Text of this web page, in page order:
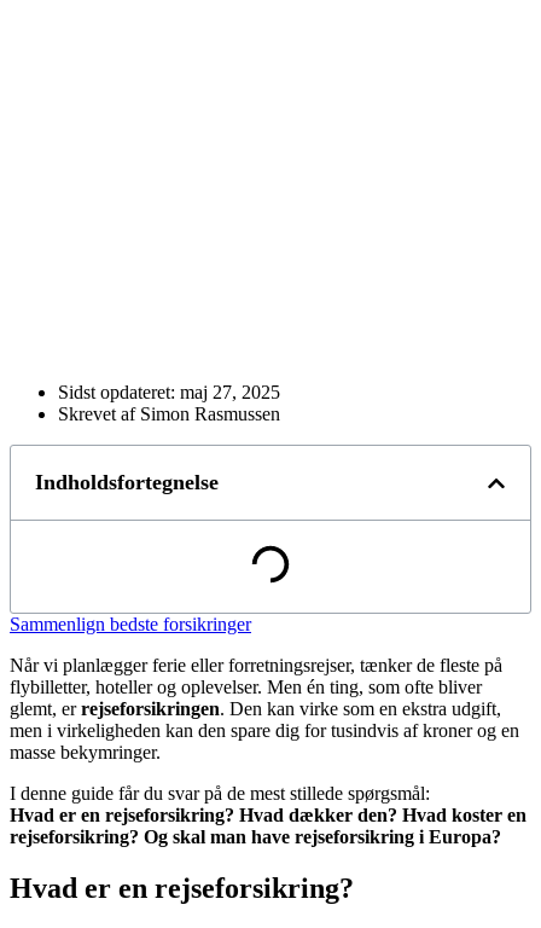
Sidst opdateret: maj 27, 2025
Skrevet af Simon Rasmussen
Indholdsfortegnelse
Sammenlign bedste forsikringer
Når vi planlægger ferie eller forretningsrejser, tænker de fleste på
flybilletter, hoteller og oplevelser. Men én ting, som ofte bliver
glemt, errejseforsikringen. Den kan virke som en ekstra udgift,
men i virkeligheden kan den spare dig for tusindvis af kroner og en
masse bekymringer.
I denne guide får du svar på de mest stillede spørgsmål:
Hvad er en rejseforsikring? Hvad dækker den? Hvad koster en
rejseforsikring? Og skal man have rejseforsikring i Europa?
Hvad er en rejseforsikring?